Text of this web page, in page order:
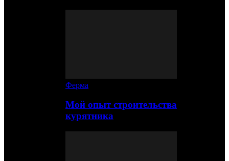
Ферма
Мой опыт строительства
курятника